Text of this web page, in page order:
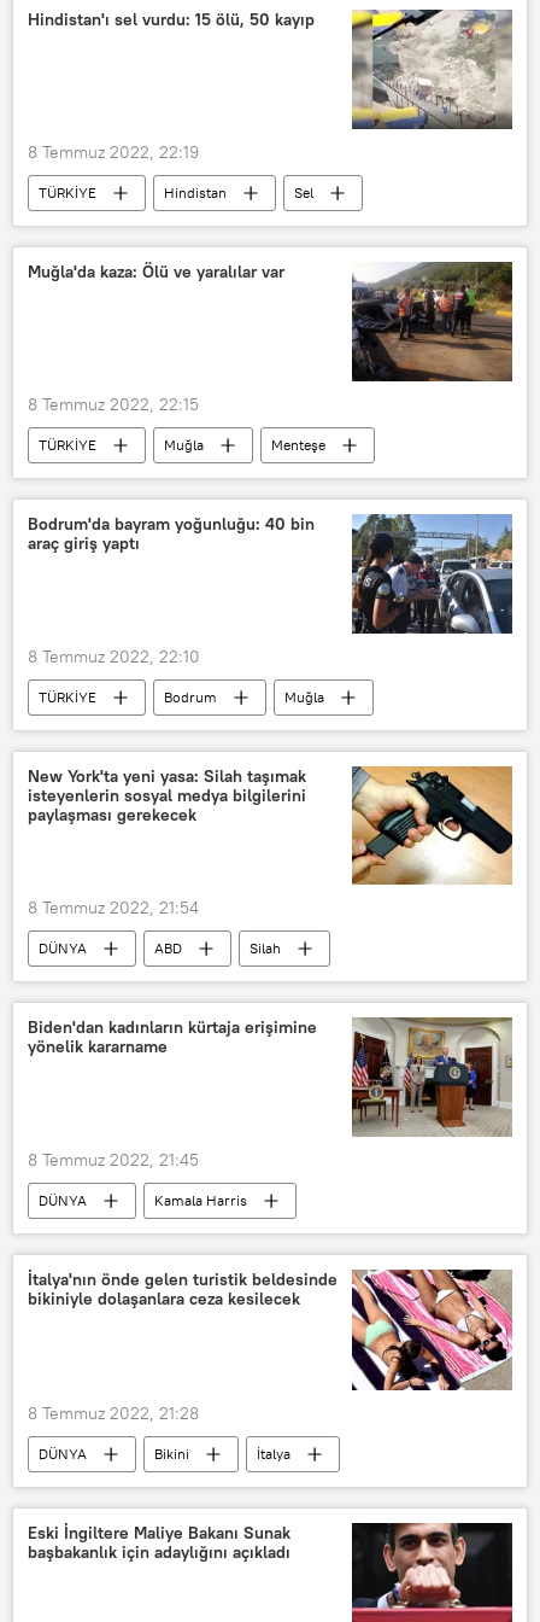
Ahbap Derneği
Hindistan'ı sel vurdu: 15 ölü, 50 kayıp
8 Temmuz 2022, 22:19
TÜRKİYE Hindistan
Sel
Sel felaketi
Ölü Kayıp
Muğla'da kaza: Ölü ve yaralılar var
8 Temmuz 2022, 22:15
TÜRKİYE Muğla
Menteşe
Kaza
Ölü Yaralı
Bodrum'da bayram yoğunluğu: 40 bin
araç giriş yaptı
8 Temmuz 2022, 22:10
TÜRKİYE Bodrum
Muğla
Kurban Bayramı
Trafik
New York'ta yeni yasa: Silah taşımak
isteyenlerin sosyal medya bilgilerini
paylaşması gerekecek
8 Temmuz 2022, 21:54
DÜNYA ABD
Silah
Silah satışı
silah taşıma
Yasa
Sosyal medya
Bireysel silahlanma
Biden'dan kadınların kürtaja erişimine
yönelik kararname
8 Temmuz 2022, 21:45
DÜNYA
Kamala Harris
Xavier Becerra
Kürtaj
Joe Biden
prompter
İtalya'nın önde gelen turistik beldesinde
bikiniyle dolaşanlara ceza kesilecek
8 Temmuz 2022, 21:28
DÜNYA Bikini
İtalya
Mayo
Ceza
Eski İngiltere Maliye Bakanı Sunak
başbakanlık için adaylığını açıkladı